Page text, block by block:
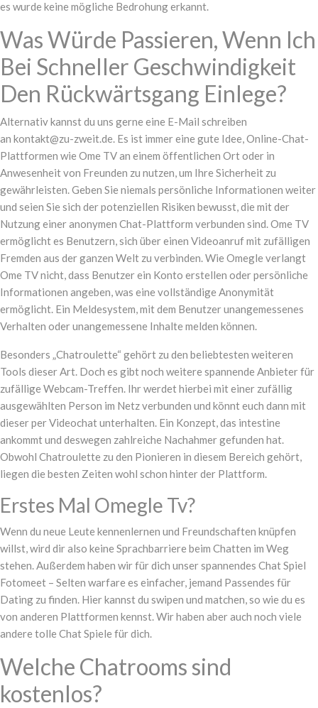
es wurde keine mögliche Bedrohung erkannt.
Was Würde Passieren, Wenn Ich
Bei Schneller Geschwindigkeit
Den Rückwärtsgang Einlege?
Alternativ kannst du uns gerne eine E-Mail schreiben
an kontakt@zu-zweit.de. Es ist immer eine gute Idee, Online-Chat-
Plattformen wie Ome TV an einem öffentlichen Ort oder in
Anwesenheit von Freunden zu nutzen, um Ihre Sicherheit zu
gewährleisten. Geben Sie niemals persönliche Informationen weiter
und seien Sie sich der potenziellen Risiken bewusst, die mit der
Nutzung einer anonymen Chat-Plattform verbunden sind. Ome TV
ermöglicht es Benutzern, sich über einen Videoanruf mit zufälligen
Fremden aus der ganzen Welt zu verbinden. Wie Omegle verlangt
Ome TV nicht, dass Benutzer ein Konto erstellen oder persönliche
Informationen angeben, was eine vollständige Anonymität
ermöglicht. Ein Meldesystem, mit dem Benutzer unangemessenes
Verhalten oder unangemessene Inhalte melden können.
Besonders „Chatroulette“ gehört zu den beliebtesten weiteren
Tools dieser Art. Doch es gibt noch weitere spannende Anbieter für
zufällige Webcam-Treffen. Ihr werdet hierbei mit einer zufällig
ausgewählten Person im Netz verbunden und könnt euch dann mit
dieser per Videochat unterhalten. Ein Konzept, das intestine
ankommt und deswegen zahlreiche Nachahmer gefunden hat.
Obwohl Chatroulette zu den Pionieren in diesem Bereich gehört,
liegen die besten Zeiten wohl schon hinter der Plattform.
Erstes Mal Omegle Tv?
Wenn du neue Leute kennenlernen und Freundschaften knüpfen
willst, wird dir also keine Sprachbarriere beim Chatten im Weg
stehen. Außerdem haben wir für dich unser spannendes Chat Spiel
Fotomeet – Selten warfare es einfacher, jemand Passendes für
Dating zu finden. Hier kannst du swipen und matchen, so wie du es
von anderen Plattformen kennst. Wir haben aber auch noch viele
andere tolle Chat Spiele für dich.
Welche Chatrooms sind
kostenlos?